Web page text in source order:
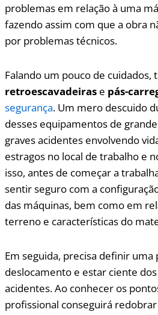
problemas em relação à uma
fazendo assim com que a obra
por problemas técnicos.
Falando um pouco de cuidados,
retroescavadeiras e pás-
segurança. Um mero descuido
desses equipamentos de
graves acidentes envolvendo
estragos no local de trabalho e
isso, antes de começar a
sentir seguro com a
das máquinas, bem como em
terreno e características do
Em seguida, precisa definir uma
deslocamento e estar ciente
acidentes. Ao conhecer os
profissional conseguirá